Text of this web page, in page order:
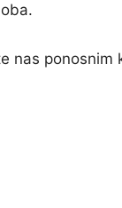
nas ponosnim